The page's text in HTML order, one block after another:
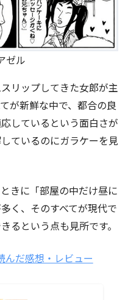
ゼル
リップしてきた女郎が主
が新鮮な中で、都合の良
しているという面白さが
ているのにガラケーを見
きに「部屋の中だけ昼に
く、そのすべてが現代で
るという点も見所です。
んだ感想・レビュー